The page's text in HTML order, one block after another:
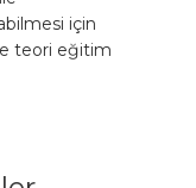
için
teori eğitim